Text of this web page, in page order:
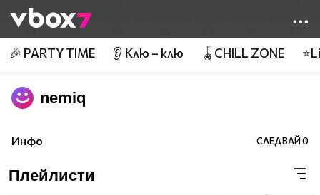
👾
🎉 PARTY TIME 👂 Клю – клю 🪀CHILL ZONE
nemiq
Инфо СЛЕДВАЙ0
Плейлисти